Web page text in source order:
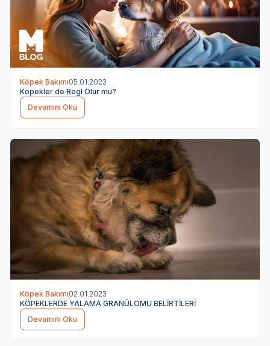
Köpek Bakımı05.01.2023
Köpekler de Regl Olur mu?
Devamını Oku
Köpek Bakımı02.01.2023
KÖPEKLERDE YALAMA GRANÜLOMU BELİRTİLERİ
Devamını Oku